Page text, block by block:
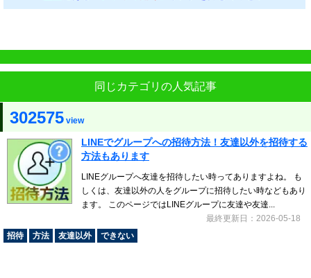
同じカテゴリの人気記事
302575 view
LINEでグループへの招待方法！友達以外を招待する
方法もあります
LINEグループへ友達を招待したい時ってありますよね。 も
しくは、友達以外の人をグループに招待したい時などもあり
ます。 このページではLINEグループに友達や友達...
最終更新日：2026-05-18
招待
方法 友達以外 できない